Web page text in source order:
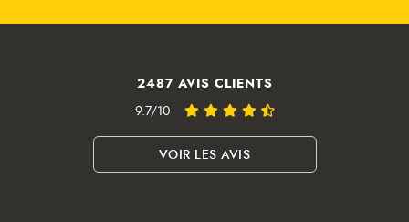
2487 AVIS CLIENTS
9.7/10
VOIR LES AVIS